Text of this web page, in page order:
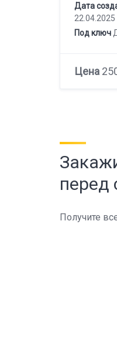
Дата
22.04.2025
Под ключ
Цена
перед
Получите